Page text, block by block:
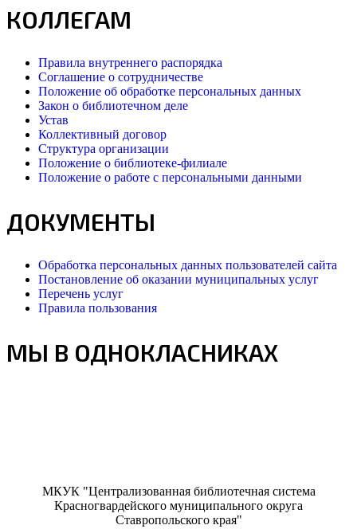
КОЛЛЕГАМ
Правила внутреннего распорядка
Соглашение о сотрудничестве
Положение об обработке персональных данных
Закон о библиотечном деле
Устав
Коллективный договор
Структура организации
Положение о библиотеке-филиале
Положение о работе с персональными данными
ДОКУМЕНТЫ
Обработка персональных данных пользователей сайта
Постановление об оказании муниципальных услуг
Перечень услуг
Правила пользования
МЫ В ОДНОКЛАСНИКАХ
МКУК "Централизованная библиотечная система
Красногвардейского муниципального округа
Ставропольского края"